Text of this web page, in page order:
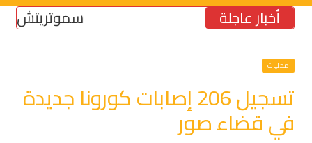
أخبار عاجلة سموتريتش: بقاء
محليات
تسجيل 206 إصابات كورونا جديدة
في قضاء صور